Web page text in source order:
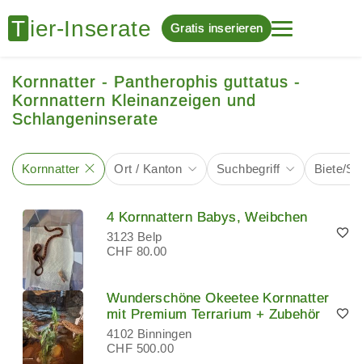
Gratis inserieren
Kornnatter - Pantherophis guttatus -
Kornnattern Kleinanzeigen und
Schlangeninserate
Kornnatter Ort / Kanton Suchbegriff Biete/
4 Kornnattern Babys, Weibchen
3123 Belp
CHF 80.00
Wunderschöne Okeetee Kornnatter
mit Premium Terrarium + Zubehör
4102 Binningen
CHF 500.00